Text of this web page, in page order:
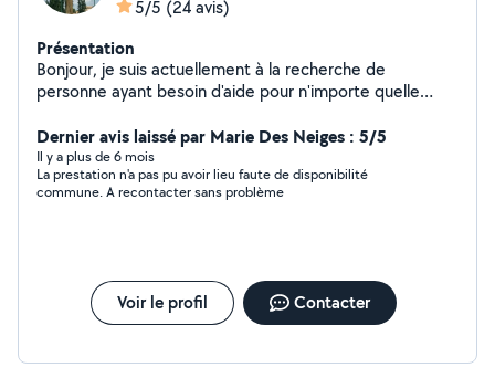
5/5 (24 avis)
Présentation
Bonjour, je suis actuellement à la recherche de
personne ayant besoin d'aide pour n'importe quelle
avec le sourire et je m'entend avec n'importe quelle
type d'âge. Je vous souhaite une bonne journée à tous
et peut être à bientôt!
Dernier avis laissé par Marie Des Neiges : 5/5
Il y a plus de 6 mois
La prestation n'a pas pu avoir lieu faute de disponibilité
commune. A recontacter sans problème
Voir le profil Contacter